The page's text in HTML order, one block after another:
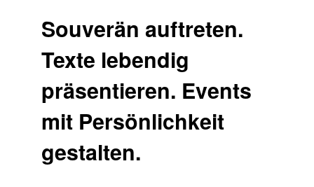
Souverän auftreten.
Texte lebendig
präsentieren. Events
mit Persönlichkeit
gestalten.